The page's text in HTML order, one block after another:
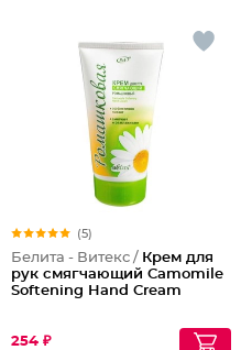
(5)
Белита - Витекс / Крем для
рук смягчающий Camomile
Softening Hand Cream
254 ₽